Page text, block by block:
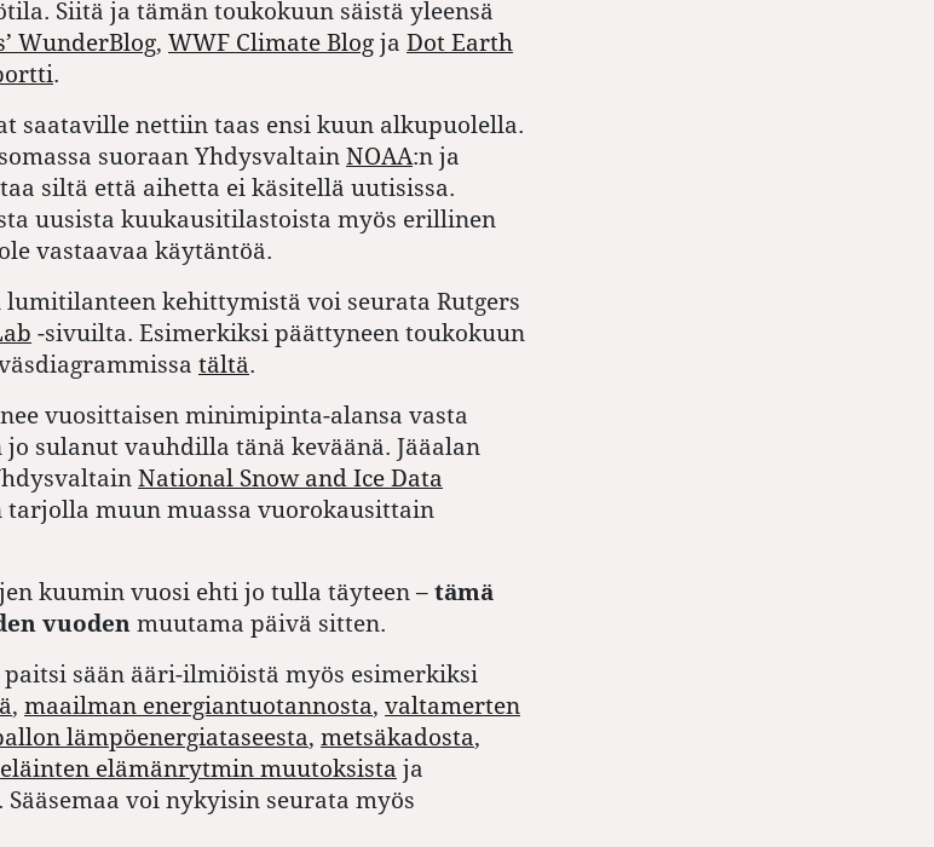
Siitä ja tämän toukokuun säistä yleensä
WunderBlog, WWF Climate Blog ja Dot Earth
.
saataville nettiin taas ensi kuun alkupuolella.
suoraan Yhdysvaltain NOAA:n ja
siltä että aihetta ei käsitellä uutisissa.
uusista kuukausitilastoista myös erillinen
vastaavaa käytäntöä.
kehittymistä voi seurata Rutgers
-sivuilta. Esimerkiksi päättyneen toukokuun
tältä.
vuosittaisen minimipinta-alansa vasta
sulanut vauhdilla tänä keväänä. Jääalan
National Snow and Ice Data
tarjolla muun muassa vuorokausittain
kuumin vuosi ehti jo tulla täyteen –tämä
vuoden muutama päivä sitten.
sään ääri-ilmiöistä myös esimerkiksi
, maailman energiantuotannosta, valtamerten
lämpöenergiataseesta, metsäkadosta,
eläinten elämänrytmin muutoksista ja
. Sääsemaa voi nykyisin seurata myös